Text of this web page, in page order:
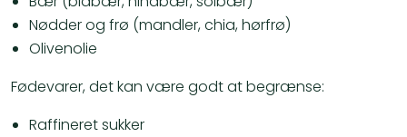
Nødder og frø (mandler, chia, hørfrø)
Olivenolie
Fødevarer, det kan være godt at begrænse:
Raffineret sukker